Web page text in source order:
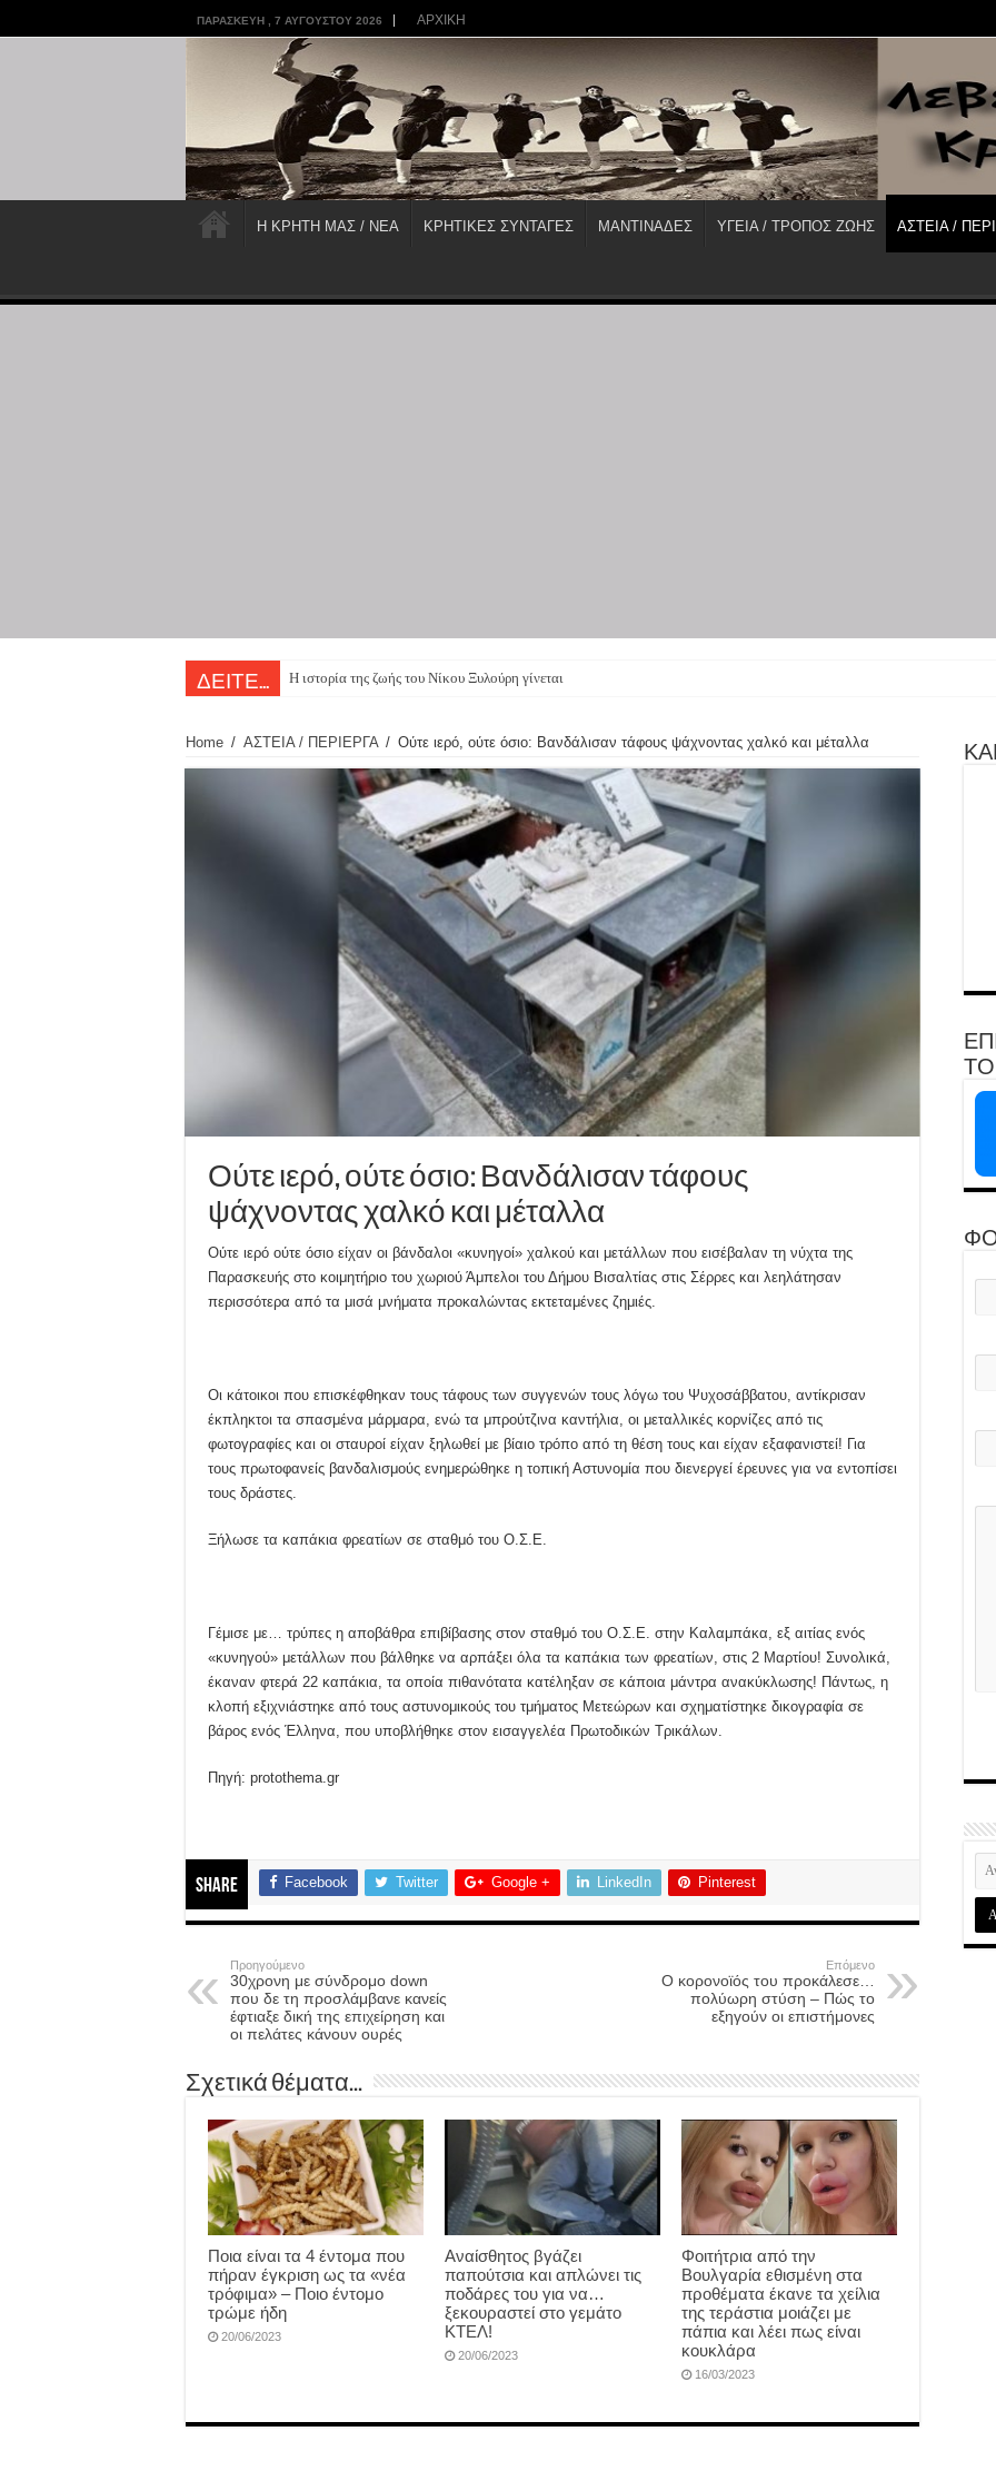
ΠΑΡΑΣΚΕΥΉ , 7 ΑΥΓΟΎΣΤΟΥ 2026 ΑΡΧΙΚΗ
Η ΚΡΗΤΗ ΜΑΣ / ΝΕΑ ΚΡΗΤΙΚΕΣ ΣΥΝΤΑΓΕΣ ΜΑΝΤΙΝΑΔΕΣ ΥΓΕΙΑ / ΤΡΟΠΟΣ ΖΩΗΣ ΑΣΤΕΙΑ /
ΔΕΙΤΕ... Η ιστορία της ζωής του Νίκου Ξυλούρη γίνεται θεατρική παράσ
Home / ΑΣΤΕΙΑ / ΠΕΡΙΕΡΓΑ / Ούτε ιερό, ούτε όσιο: Βανδάλισαν τάφους ψάχνοντας χαλκό και μέταλλα
Ούτε ιερό, ούτε όσιο: Βανδάλισαν τάφους
ψάχνοντας χαλκό και μέταλλα
Ούτε ιερό ούτε όσιο είχαν οι βάνδαλοι «κυνηγοί» χαλκού και μετάλλων που εισέβαλαν τη νύχτα της
Παρασκευής στο κοιμητήριο του χωριού Άμπελοι του Δήμου Βισαλτίας στις Σέρρες και λεηλάτησαν
περισσότερα από τα μισά μνήματα προκαλώντας εκτεταμένες ζημιές.
Οι κάτοικοι που επισκέφθηκαν τους τάφους των συγγενών τους λόγω του Ψυχοσάββατου, αντίκρισαν
έκπληκτοι τα σπασμένα μάρμαρα, ενώ τα μπρούτζινα καντήλια, οι μεταλλικές κορνίζες από τις
φωτογραφίες και οι σταυροί είχαν ξηλωθεί με βίαιο τρόπο από τη θέση τους και είχαν εξαφανιστεί! Για
τους πρωτοφανείς βανδαλισμούς ενημερώθηκε η τοπική Αστυνομία που διενεργεί έρευνες για να εντοπίσει
τους δράστες.
Ξήλωσε τα καπάκια φρεατίων σε σταθμό του Ο.Σ.Ε.
Γέμισε με… τρύπες η αποβάθρα επιβίβασης στον σταθμό του Ο.Σ.Ε. στην Καλαμπάκα, εξ αιτίας ενός
«κυνηγού» μετάλλων που βάλθηκε να αρπάξει όλα τα καπάκια των φρεατίων, στις 2 Μαρτίου! Συνολικά,
έκαναν φτερά 22 καπάκια, τα οποία πιθανότατα κατέληξαν σε κάποια μάντρα ανακύκλωσης! Πάντως, η
κλοπή εξιχνιάστηκε από τους αστυνομικούς του τμήματος Μετεώρων και σχηματίστηκε δικογραφία σε
βάρος ενός Έλληνα, που υποβλήθηκε στον εισαγγελέα Πρωτοδικών Τρικάλων.
Πηγή: protothema.gr
Share Facebook Twitter Google + LinkedIn Pinterest
Προηγούμενο
30χρονη με σύνδρομο down
που δε τη προσλάμβανε κανείς
έφτιαξε δική της επιχείρηση και
οι πελάτες κάνουν ουρές
Επόμενο
Ο κορονoϊός του προκάλεσε…
πολύωρη στύση – Πώς το
εξηγούν οι επιστήμονες
Σχετικά θέματα...
Ποια είναι τα 4 έντομα που
πήραν έγκριση ως τα «νέα
τρόφιμα» – Ποιο έντομο
τρώμε ήδη
20/06/2023
Αναίσθητος βγάζει
παπούτσια και απλώνει τις
ποδάρες του για να…
ξεκουραστεί στο γεμάτο
ΚΤΕΛ!
20/06/2023
Φοιτήτρια από την
Βουλγαρία εθισμένη στα
προθέματα έκανε τα χείλια
της τεράστια μοιάζει με
πάπια και λέει πως είναι
κουκλάρα
16/03/2023
ΤΟ